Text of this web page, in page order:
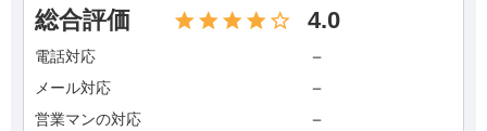
総合評価 4.0
電話対応 －
メール対応 －
営業マンの対応 －